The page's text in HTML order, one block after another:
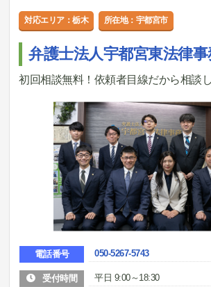
対応エリア：栃木 所在地：宇都宮市
弁護士法人宇都宮東法律
初回相談無料！依頼者目線だから相談
電話番号 050-5267-5743
受付時間 平日 9:00～18:30